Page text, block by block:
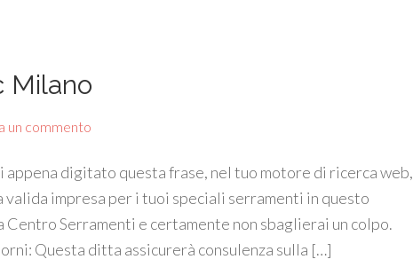
Milano
un commento
appena digitato questa frase, nel tuo motore di ricerca web,
valida impresa per i tuoi speciali serramenti in questo
Serramenti e certamente non sbaglierai un colpo.
Questa ditta assicurerà consulenza sulla […]